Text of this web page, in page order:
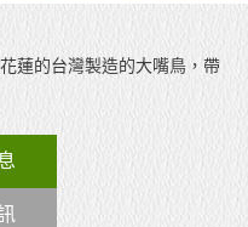
蓮的台灣製造的大嘴鳥，帶